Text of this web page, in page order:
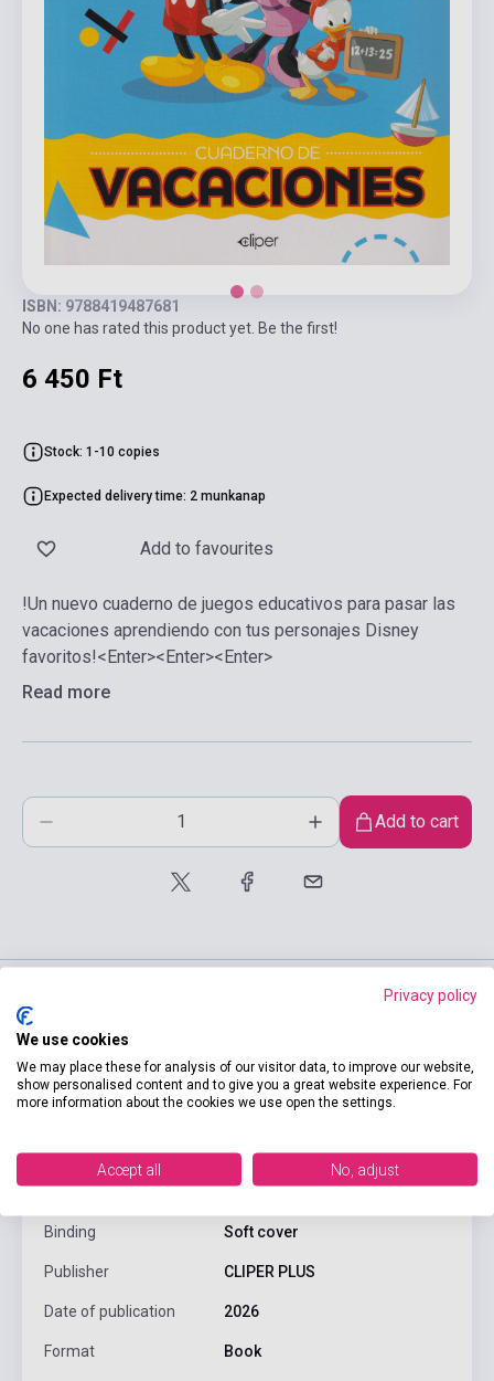
ISBN: 9788419487681
No one has rated this product yet. Be the first!
6 450 Ft
Stock: 1-10 copies
Expected delivery time: 2 munkanap
Add to favourites
!Un nuevo cuaderno de juegos educativos para pasar las
vacaciones aprendiendo con tus personajes Disney
favoritos!<Enter><Enter><Enter>
Read more
Add to cart
product.attributes
ISBN 9788419487681
Author Disney
Pages 48
Binding Soft cover
Publisher CLIPER PLUS
Date of publication 2026
Format Book
Privacy policy
We use cookies
We may place these for analysis of our visitor data, to improve our website,
show personalised content and to give you a great website experience. For
more information about the cookies we use open the settings.
Accept all No, adjust